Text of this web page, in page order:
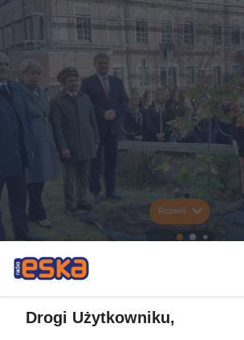
Rozwiń
Drogi Użytkowniku,